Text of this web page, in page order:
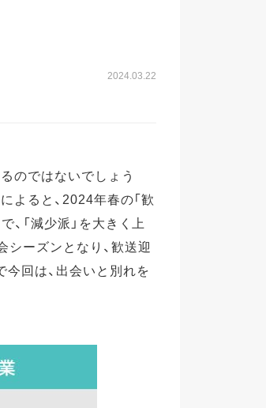
2024.03.22
のではないでしょう
ると、2024年春の「歓
「減少派」を大きく上
ーズンとなり、歓送迎
回は、出会いと別れを